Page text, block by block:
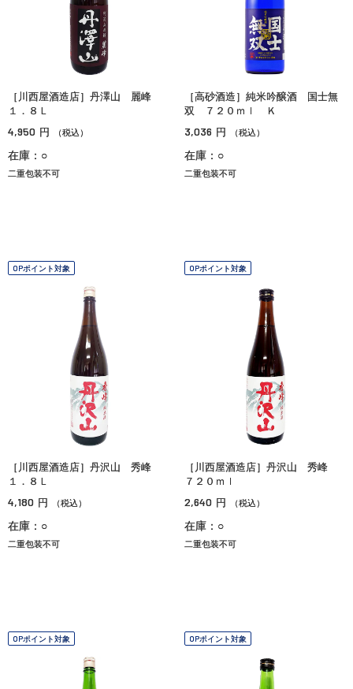
［川西屋酒造店］丹澤山 麗峰
１．８Ｌ
4,950 円 （税込）
在庫：○
二重包装不可
［高砂酒造］純米吟醸酒 国士無
双 ７２０ｍｌ Ｋ
3,036 円 （税込）
在庫：○
二重包装不可
OPポイント対象
［川西屋酒造店］丹沢山 秀峰
１．８Ｌ
4,180 円 （税込）
在庫：○
二重包装不可
OPポイント対象
［川西屋酒造店］丹沢山 秀峰
７２０ｍｌ
2,640 円 （税込）
在庫：○
二重包装不可
OPポイント対象 OPポイント対象